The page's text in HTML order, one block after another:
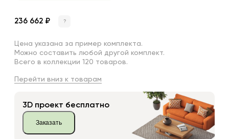
236 662 ₽ ?
Цена указана за пример комплекта.
Можно составить любой другой комплект.
Всего в коллекции 120 товаров.
Перейти вниз к товарам
3D проект бесплатно
Заказать